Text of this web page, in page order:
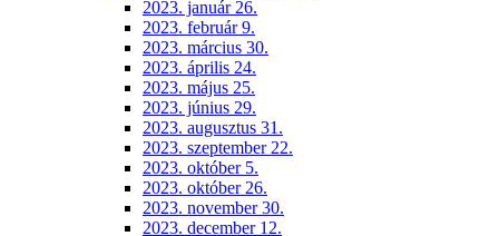
2023. január 26.
2023. február 9.
2023. március 30.
2023. április 24.
2023. május 25.
2023. június 29.
2023. augusztus 31.
2023. szeptember 22.
2023. október 5.
2023. október 26.
2023. november 30.
2023. december 12.